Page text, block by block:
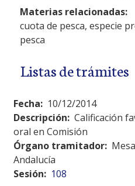
Materias relacionadas:
cuota de pesca, especie
pesca
Listas de trámites
Fecha: 10/12/2014
Descripción: Calificación
oral en Comisión
Órgano tramitador:
Andalucía
Sesión: 108